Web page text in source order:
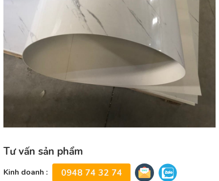
Tư vấn sản phẩm
Kinh doanh : 0948 74 32 74